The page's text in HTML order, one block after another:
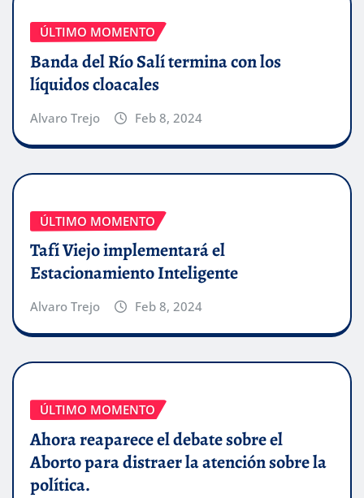
ÚLTIMO MOMENTO
Banda del Río Salí termina con los
líquidos cloacales
Alvaro Trejo Feb 8, 2024
ÚLTIMO MOMENTO
Tafí Viejo implementará el
Estacionamiento Inteligente
Alvaro Trejo Feb 8, 2024
ÚLTIMO MOMENTO
Ahora reaparece el debate sobre el
Aborto para distraer la atención sobre la
política.